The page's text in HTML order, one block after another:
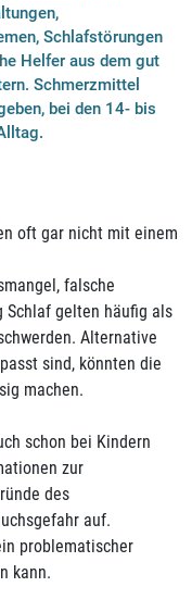
Schlafstörungen
Helfer aus dem gut
Schmerzmittel
bei den 14- bis
oft gar nicht mit einem
falsche
Schlaf gelten häufig als
Alternative
sind, könnten die
machen.
schon bei Kindern
zur
des
auf.
problematischer
kann.